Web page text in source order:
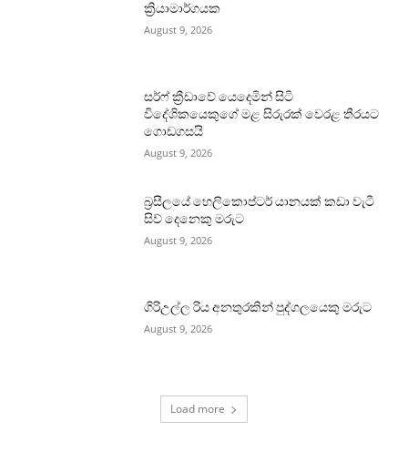
ක්‍රියාමාර්ගයක
August 9, 2026
සර්ෆ් ක්‍රීඩාවේ යෙදෙමින් සිටි
විදේශිකයෙකුගේ මළ සිරුරක් වෙරළ තීරයට
ගොඩගසයි
August 9, 2026
බ්‍රසීලයේ හෙලිකොප්ටර් යානයක් කඩා වැටී
සිව් දෙනෙකු මරුට
August 9, 2026
ගිරිඋල්ල රිය අනතුරකින් පුද්ගලයෙකු මරුට
August 9, 2026
Load more